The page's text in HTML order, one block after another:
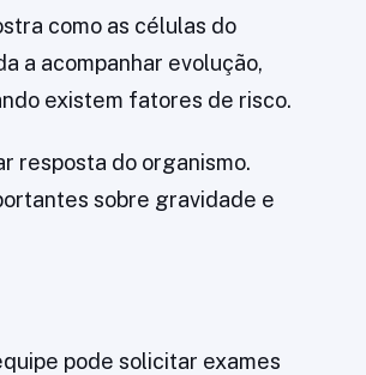
como as células do
a acompanhar evolução,
existem fatores de risco.
resposta do organismo.
sobre gravidade e
pode solicitar exames